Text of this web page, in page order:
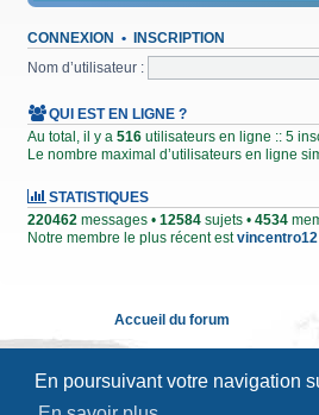
En poursuivant votre navigation
CONNEXION • INSCRIPTION
Nom d’utilisateur :
QUI EST EN LIGNE ?
Au total, il y a 516 utilisateurs en ligne :: 5
Le nombre maximal d’utilisateurs en ligne
STATISTIQUES
220462 messages • 12584 sujets • 4534
Notre membre le plus récent estvincentro12
Accueil du forum